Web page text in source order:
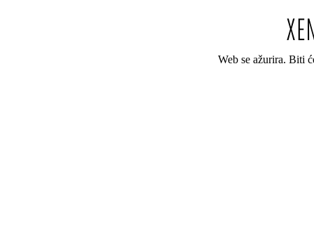
Web se ažurira. Biti